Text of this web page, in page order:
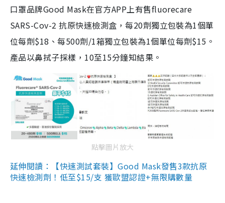
口罩品牌Good Mask在官方APP上有售fluorecare
SARS-Cov-2 抗原快速檢測盒，每20劑獨立包裝為1個單
位每劑$18、每500劑/1箱獨立包裝為1個單位每劑$15。
產品以鼻拭子採樣，10至15分鐘知結果。
點擊圖片放大
延伸閱讀：【快速測試套裝】Good Mask發售3款抗原
快速檢測劑！低至$15/支 獲歐盟認證+無限購數量